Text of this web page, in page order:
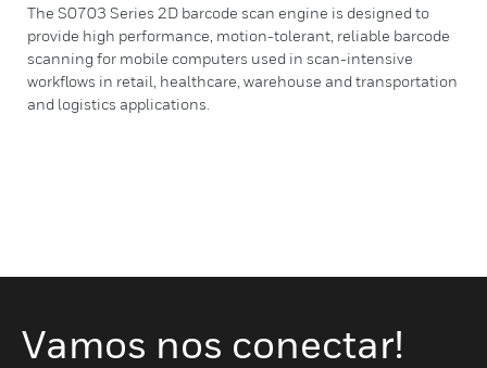
The S0703 Series 2D barcode scan engine is designed to
provide high performance, motion-tolerant, reliable barcode
scanning for mobile computers used in scan-intensive
workflows in retail, healthcare, warehouse and transportation
and logistics applications.
Vamos nos conectar!